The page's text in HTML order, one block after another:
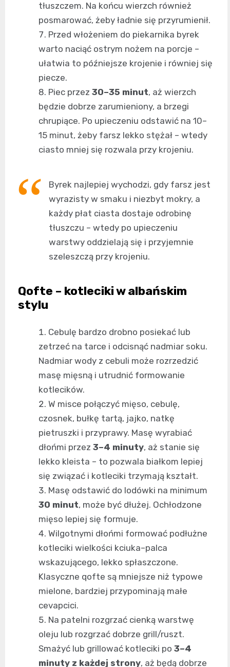
tłuszczem. Na końcu wierzch również
posmarować, żeby ładnie się przyrumienił.
Przed włożeniem do piekarnika byrek
warto naciąć ostrym nożem na porcje –
ułatwia to późniejsze krojenie i równiej się
piecze.
Piec przez 30–35 minut, aż wierzch
będzie dobrze zarumieniony, a brzegi
chrupiące. Po upieczeniu odstawić na 10–
15 minut, żeby farsz lekko stężał – wtedy
ciasto mniej się rozwala przy krojeniu.
Byrek najlepiej wychodzi, gdy farsz jest
wyrazisty w smaku i niezbyt mokry, a
każdy płat ciasta dostaje odrobinę
tłuszczu – wtedy po upieczeniu
warstwy oddzielają się i przyjemnie
szeleszczą przy krojeniu.
Qofte – kotleciki w albańskim
stylu
Cebulę bardzo drobno posiekać lub
zetrzeć na tarce i odcisnąć nadmiar soku.
Nadmiar wody z cebuli może rozrzedzić
masę mięsną i utrudnić formowanie
kotlecików.
W misce połączyć mięso, cebulę,
czosnek, bułkę tartą, jajko, natkę
pietruszki i przyprawy. Masę wyrabiać
dłońmi przez 3–4 minuty, aż stanie się
lekko kleista – to pozwala białkom lepiej
się związać i kotleciki trzymają kształt.
Masę odstawić do lodówki na minimum
30 minut, może być dłużej. Ochłodzone
mięso lepiej się formuje.
Wilgotnymi dłońmi formować podłużne
kotleciki wielkości kciuka–palca
wskazującego, lekko spłaszczone.
Klasyczne qofte są mniejsze niż typowe
mielone, bardziej przypominają małe
cevapcici.
Na patelni rozgrzać cienką warstwę
oleju lub rozgrzać dobrze grill/ruszt.
Smażyć lub grillować kotleciki po 3–4
minuty z każdej strony, aż będą dobrze